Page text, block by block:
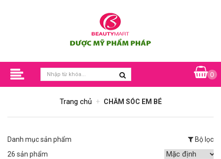
0
Trang chủ CHĂM SÓC EM BÉ
Danh mục sản phẩm
Bộ lọc
26 sản phẩm